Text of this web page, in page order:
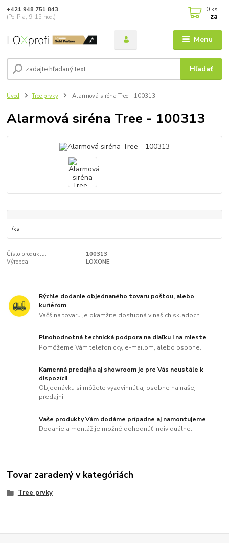
Menu
Hľadať
+421 948 751 843
(Po-Pia, 9-15 hod.)
0 ks
za
Úvod Tree prvky Alarmová siréna Tree - 100313
Alarmová siréna Tree - 100313
/ks
Číslo produktu:
100313
Výrobca:
LOXONE
Rýchle dodanie objednaného tovaru poštou, alebo
kuriérom
Väčšina tovaru je okamžite dostupná v našich skladoch.
Plnohodnotná technická podpora na diaľku i na mieste
Pomôžeme Vám telefonicky, e-mailom, alebo osobne.
Kamenná predajňa aj showroom je pre Vás neustále k
dispozícii
Objednávku si môžete vyzdvihnúť aj osobne na našej
predajni.
Vaše produkty Vám dodáme prípadne aj namontujeme
Dodanie a montáž je možné dohodnúť individuálne.
Tovar zaradený v kategóriách
Tree prvky